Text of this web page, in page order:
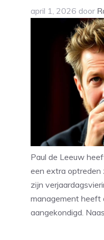
april 1, 2026 door
Paul de Leeuw
een extra optreden
zijn
management heeft
aangekondigd.